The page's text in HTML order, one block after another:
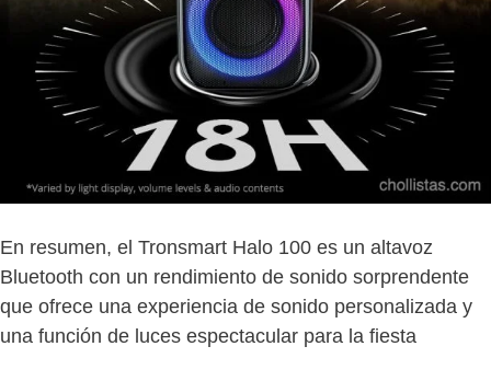
En resumen, el Tronsmart Halo 100 es un altavoz
Bluetooth con un rendimiento de sonido sorprendente
que ofrece una experiencia de sonido personalizada y
una función de luces espectacular para la fiesta